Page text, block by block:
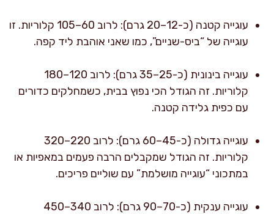
עוגייה קטנה (כ-12–20 גרם): לרוב 60–105 קלוריות. זו
עוגייה של “ביס-שניים”, כמו שאני אוהבת ליד קפה.
עוגייה בינונית (כ-25–35 גרם): לרוב 120–180
קלוריות. זה הגודל הכי נפוץ בבית, כשמחלקים כדורים
עם כפית גלידה קטנה.
עוגייה גדולה (כ-45–60 גרם): לרוב 220–320
קלוריות. זה הגודל שמקבלים הרבה פעמים במאפיות או
במתכוני “עוגייה מושלמת” עם שוליים פריכים.
עוגייה ענקית (כ-70–90 גרם): לרוב 340–450